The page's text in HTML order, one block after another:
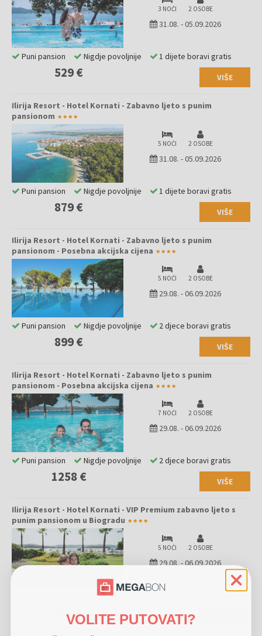
3 NOĆI 2 OSOBE
31.08. -05.09.2026
529 € VIŠE
Puni pansion Nigdje povoljnije 1 dijete boravi gratis
Ilirija Resort - Hotel Kornati - Zabavno ljeto s punim
pansionom
5 NOĆI 2 OSOBE
31.08. -05.09.2026
879 € VIŠE
Puni pansion Nigdje povoljnije 1 dijete boravi gratis
Ilirija Resort - Hotel Kornati - Zabavno ljeto s punim
pansionom - Posebna akcijska cijena
5 NOĆI 2 OSOBE
29.08. -06.09.2026
899 € VIŠE
Puni pansion Nigdje povoljnije 2 djece boravi gratis
Ilirija Resort - Hotel Kornati - Zabavno ljeto s punim
pansionom - Posebna akcijska cijena
7 NOĆI 2 OSOBE
29.08. -06.09.2026
1258 € VIŠE
Puni pansion Nigdje povoljnije 2 djece boravi gratis
Ilirija Resort - Hotel Kornati - VIP Premium zabavno ljeto s
punim pansionom u Biogradu
5 NOĆI 2 OSOBE
29.08.-06.09.2026
965 €
Nigdje povoljnije 2 djece boravi gratis
VOLITE PUTOVATI?